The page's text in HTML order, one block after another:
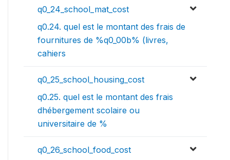
q0_24_school_mat_cost
q0.24. quel est le montant des frais de
fournitures de %q0_00b% (livres,
cahiers
q0_25_school_housing_cost
q0.25. quel est le montant des frais
dhébergement scolaire ou
universitaire de %
q0_26_school_food_cost